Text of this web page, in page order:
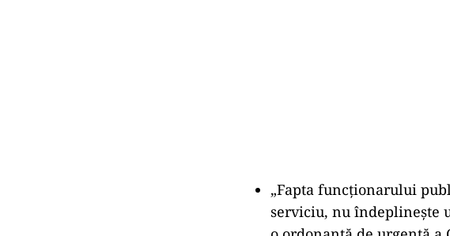
„Fapta funcționarului
serviciu, nu îndeplinește